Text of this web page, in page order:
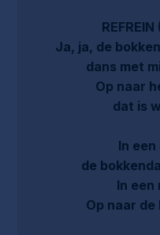
Ja, ja, de
dans met
Op naar
dat is
In een
de
In een
Op naar de